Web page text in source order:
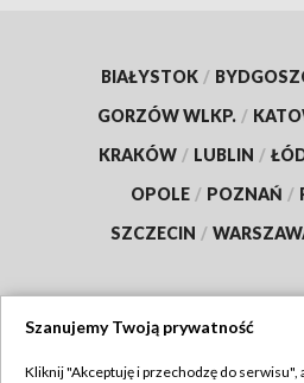
BIAŁYSTOK /
GORZÓW WLKP. /
KRAKÓW / LUBLIN /
OPOLE / POZNAŃ /
SZCZECIN /
Szanujemy Twoją prywatność
Kliknij "Akceptuję i przechodzę do serwisu",